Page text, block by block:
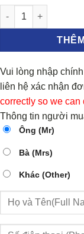
CÂY LÁP PHẢI
Vui lòng nhập
liên hệ xác nhận
correctly so we can
Thông tin người
Ông (Mr)
Bà (Mrs)
Khác (Other)